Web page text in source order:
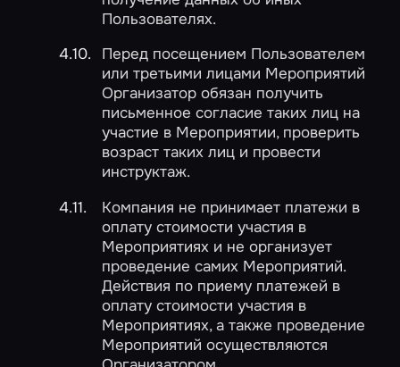
Пользователях.
Перед посещением Пользователем
или третьими лицами Мероприятий
Организатор обязан получить
письменное согласие таких лиц на
участие в Мероприятии, проверить
возраст таких лиц и провести
инструктаж.
Компания не принимает платежи в
оплату стоимости участия в
Мероприятиях и не организует
проведение самих Мероприятий.
Действия по приему платежей в
оплату стоимости участия в
Мероприятиях, а также проведение
Мероприятий осуществляются